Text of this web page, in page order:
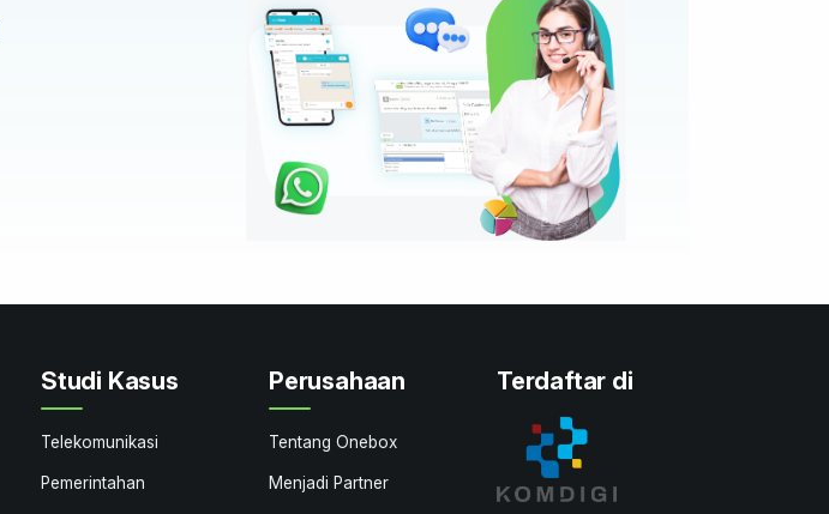
Studi Kasus
Telekomunikasi
Pemerintahan
Perusahaan
Tentang Onebox
Menjadi Partner
Terdaftar di